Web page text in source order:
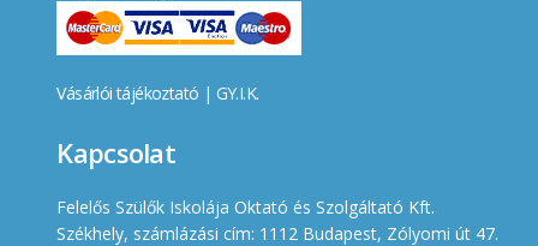
Vásárlói tájékoztató | GY.I.K.
Kapcsolat
Felelős Szülők Iskolája Oktató és Szolgáltató Kft.
Székhely, számlázási cím: 1112 Budapest, Zólyomi út 47.